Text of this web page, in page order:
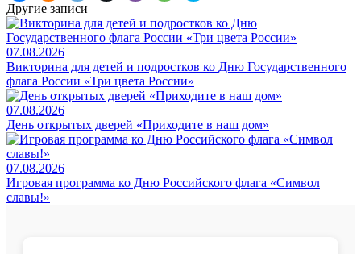
Другие записи
07.08.2026
Викторина для детей и подростков ко Дню Государственного
флага России «Три цвета России»
07.08.2026
День открытых дверей «Приходите в наш дом»
07.08.2026
Игровая программа ко Дню Российского флага «Символ
славы!»